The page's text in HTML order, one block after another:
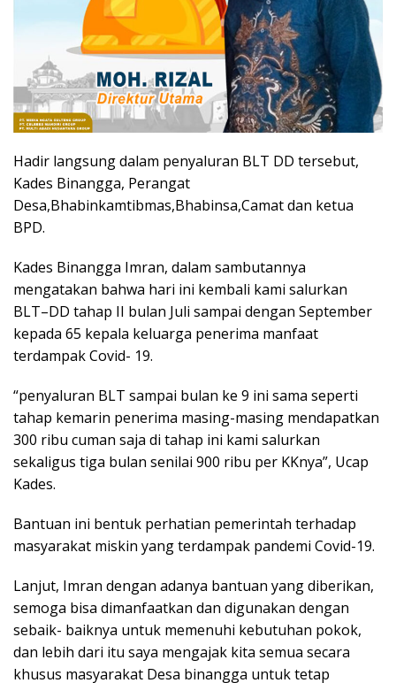
Hadir langsung dalam penyaluran BLT DD tersebut,
Kades Binangga, Perangat
Desa,Bhabinkamtibmas,Bhabinsa,Camat dan ketua
BPD.
Kades Binangga Imran, dalam sambutannya
mengatakan bahwa hari ini kembali kami salurkan
BLT–DD tahap II bulan Juli sampai dengan September
kepada 65 kepala keluarga penerima manfaat
terdampak Covid- 19.
“penyaluran BLT sampai bulan ke 9 ini sama seperti
tahap kemarin penerima masing-masing mendapatkan
300 ribu cuman saja di tahap ini kami salurkan
sekaligus tiga bulan senilai 900 ribu per KKnya”, Ucap
Kades.
Bantuan ini bentuk perhatian pemerintah terhadap
masyarakat miskin yang terdampak pandemi Covid-19.
Lanjut, Imran dengan adanya bantuan yang diberikan,
semoga bisa dimanfaatkan dan digunakan dengan
sebaik- baiknya untuk memenuhi kebutuhan pokok,
dan lebih dari itu saya mengajak kita semua secara
khusus masyarakat Desa binangga untuk tetap